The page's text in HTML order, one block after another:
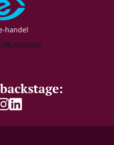
handel